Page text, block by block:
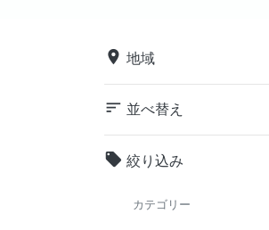
place 地域
sort 並べ替え
local_offer 絞り込み
カテゴリー